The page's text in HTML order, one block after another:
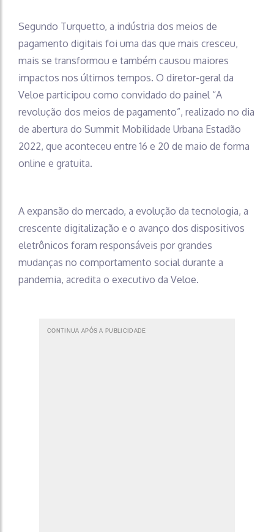
Segundo Turquetto, a indústria dos meios de
pagamento digitais foi uma das que mais cresceu,
mais se transformou e também causou maiores
impactos nos últimos tempos. O diretor-geral da
Veloe participou como convidado do painel “A
revolução dos meios de pagamento”, realizado no dia
de abertura do Summit Mobilidade Urbana Estadão
2022, que aconteceu entre 16 e 20 de maio de forma
online e gratuita.
A expansão do mercado, a evolução da tecnologia, a
crescente digitalização e o avanço dos dispositivos
eletrônicos foram responsáveis por grandes
mudanças no comportamento social durante a
pandemia, acredita o executivo da Veloe.
CONTINUA APÓS A PUBLICIDADE